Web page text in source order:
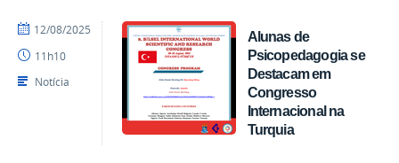
Alunas de
Psicopedagogia se
Destacam em
Congresso
Internacional na
Turquia
por
publicado
12/08/2025
11h10
Notícia